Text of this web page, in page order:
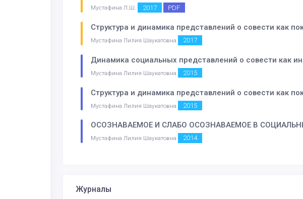
Мустафина Л.Ш. 2017 PDF
Структура и динамика представлений о совести как
Мустафина Лилия Шаукатовна 2017
Динамика социальных представлений о совести как
Мустафина Лилия Шаукатовна 2015
Структура и динамика представлений о совести как
Мустафина Лилия Шаукатовна 2015
ОСОЗНАВАЕМОЕ И СЛАБО ОСОЗНАВАЕМОЕ В
Мустафина Лилия Шаукатовна 2014
Журналы